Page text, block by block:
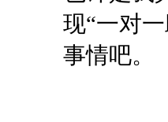
现“一对
事情吧。